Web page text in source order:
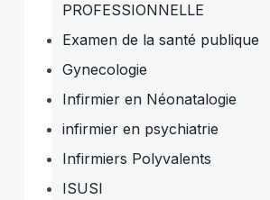
PROFESSIONNELLE
Examen de la santé publique
Gynecologie
Infirmier en Néonatalogie
infirmier en psychiatrie
Infirmiers Polyvalents
ISUSI